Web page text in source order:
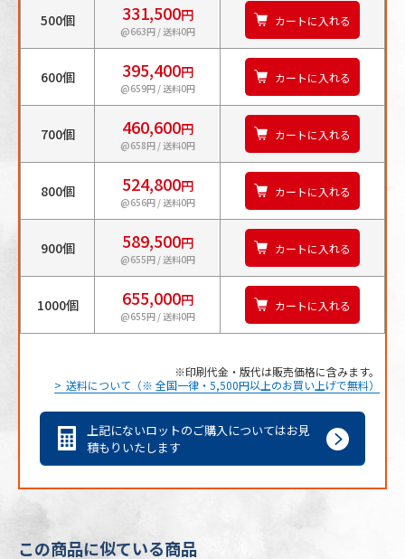
500個 331,500円
@663円 / 送料0円
カートに入れる
600個 395,400円
@659円 / 送料0円
カートに入れる
700個 460,600円
@658円 / 送料0円
カートに入れる
800個 524,800円
@656円 / 送料0円
カートに入れる
900個 589,500円
@655円 / 送料0円
カートに入れる
1000個 655,000円
@655円 / 送料0円
カートに入れる
印刷代金・版代は販売価格に含みます。
送料について（※ 全国一律・5,500円以上のお買い上げで無料）
上記にないロットのご購入についてはお見
積もりいたします
この商品に似ている商品